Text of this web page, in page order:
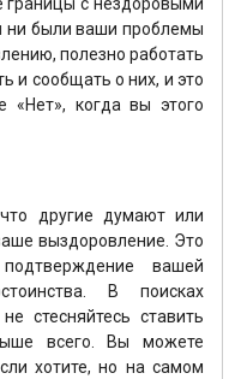
границы с нездоровыми
ни были ваши проблемы
полезно работать
и сообщать о них, и это
«Нет», когда вы этого
другие думают или
выздоровление. Это
вашей
В поисках
стесняйтесь ставить
всего. Вы можете
хотите, но на самом